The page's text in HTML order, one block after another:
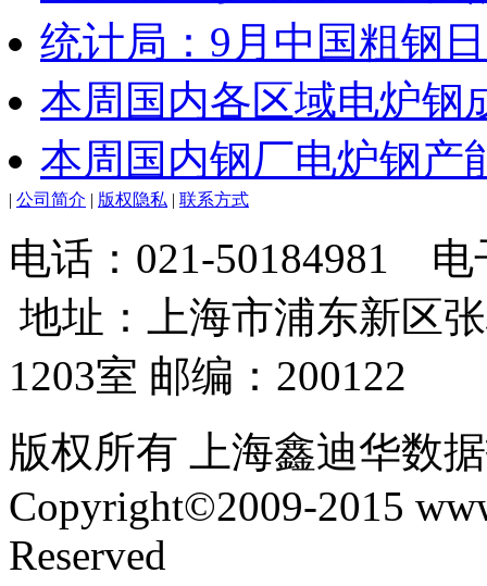
统计局：9月中国粗钢
本周国内各区域电炉钢
本周国内钢厂电炉钢产
| 公司简介 | 版权隐私 | 联系方式
电话：021-50184981 电
地址：上海市浦东新区
1203室 邮编：200122
版权所有 上海鑫迪华数
Copyright©2009-2015
Reserved